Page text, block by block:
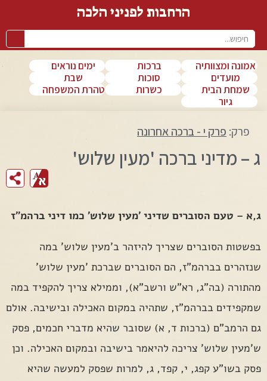
הרחבות לפניני הלכה
אמונה ומצוותיה ברכות
ימים נוראים
מועדים
סוכות
שבת
שמחת הבית
כשרות
טהרת המשפחה
גיור
פרק: פרק י - ברכה אחרונה
ג – מדיני ברכה 'מעין שלוש'
fr
ג,א – טעם הסוברים שדיני 'מעין שלוש' כמו דיני ברהמ"ז
בפשטות הסוברים שצריך להיזהר ב'מעין שלוש' במה
שנזהרים בברהמ"ז, הם הסוברים שברכת 'מעין שלוש'
מהתורה (בה"ג, רא"ש ורשב"א), וממילא צריך להקפיד במה
שמקפידים בברהמ"ז, שתהיה במקום האכילה ובישיבה. אולם
גם הרמב"ם (ברכות ד, א) שסובר שהיא מדברי חכמים, פסק
ש'מעין שלוש' צריכה להיאמר בישיבה ובמקום האכילה. וכן
פסק בשו"ע קפג, י, קפד, ג, למרות שפסק למעשה שהיא